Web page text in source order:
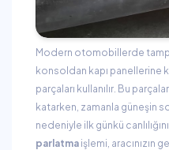
Modern otomobillerde
konsoldan kapı panellerine
parçaları kullanılır. Bu
katarken, zamanla güneşin
nedeniyle ilk günkü
parlatma işlemi, aracınızın